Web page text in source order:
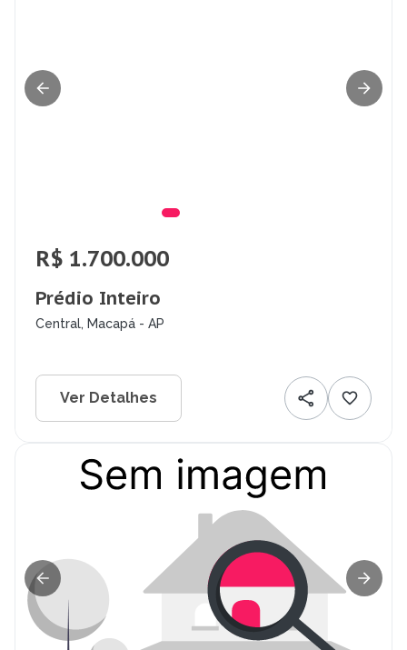
R$ 1.700.000
Prédio Inteiro
Central, Macapá - AP
Ver Detalhes